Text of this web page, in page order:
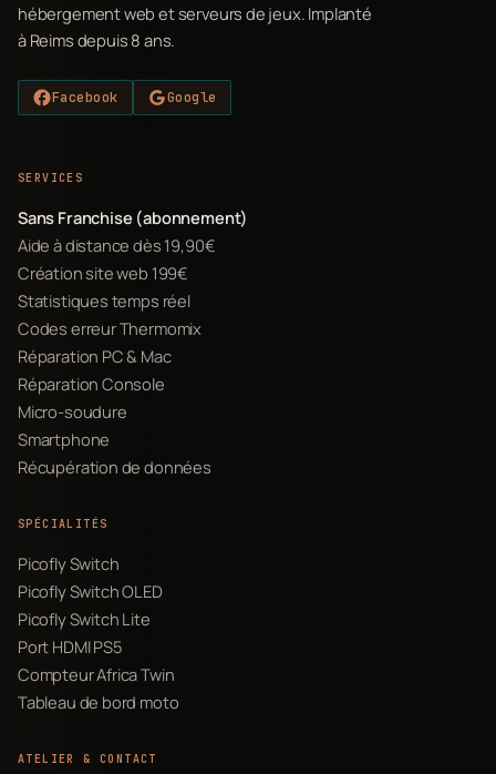
hébergement web et serveurs de jeux. Implanté
à Reims depuis 8 ans.
Facebook Google
SERVICES
Sans Franchise (abonnement)
Aide à distance dès 19,90€
Création site web 199€
Statistiques temps réel
Codes erreur Thermomix
Réparation PC & Mac
Réparation Console
Micro-soudure
Smartphone
Récupération de données
SPÉCIALITÉS
Picofly Switch
Picofly Switch OLED
Picofly Switch Lite
Port HDMI PS5
Compteur Africa Twin
Tableau de bord moto
ATELIER & CONTACT